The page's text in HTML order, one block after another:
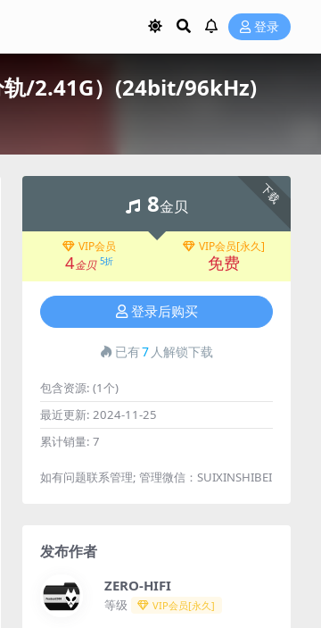
登录
/2.41G）(24bit/96kHz)
下载
8金贝
VIP会员
4金贝 5折
VIP会员[永久]
免费
登录后购买
已有7 人解锁下载
包含资源: (1个)
最近更新: 2024-11-25
累计销量: 7
如有问题联系管理; 管理微信：SUIXINSHIBEI
发布作者
ZERO-HIFI
等级 VIP会员[永久]